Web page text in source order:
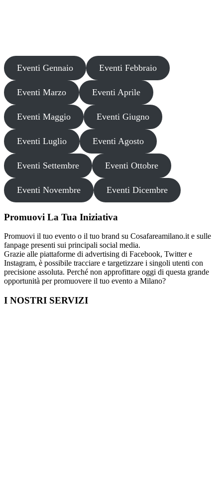
Eventi Gennaio Eventi Febbraio
Eventi Marzo Eventi Aprile
Eventi Maggio Eventi Giugno
Eventi Luglio Eventi Agosto
Eventi Settembre Eventi Ottobre
Eventi Novembre Eventi Dicembre
Promuovi La Tua Iniziativa
Promuovi il tuo evento o il tuo brand su Cosafareamilano.it e sulle
fanpage presenti sui principali social media.
Grazie alle piattaforme di advertising di Facebook, Twitter e
Instagram, è possibile tracciare e targetizzare i singoli utenti con
precisione assoluta. Perché non approfittare oggi di questa grande
opportunità per promuovere il tuo evento a Milano?
I NOSTRI SERVIZI